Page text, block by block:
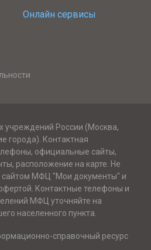
Онлайн сервисы
учреждений России (Москва,
города). Контактная
официальные сайты,
расположение на карте. Не
МФЦ "Мои документы" и
Контактные телефоны и
МФЦ уточняйте на
населенного пункта.
справочный ресурс